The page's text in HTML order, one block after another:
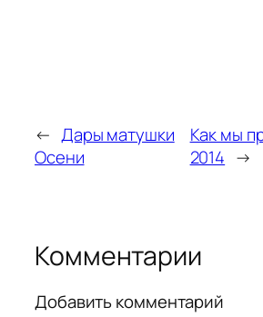
← Дары матушки
Осени
Как мы
2014 →
Комментарии
Добавить комментарий